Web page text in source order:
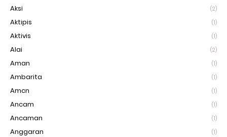
Aksi (2)
Aktipis (1)
Aktivis (1)
Alai (2)
Aman (1)
Ambarita (1)
Amcn (1)
Ancam (1)
Ancaman (1)
Anggaran (1)